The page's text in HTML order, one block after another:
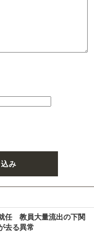
み
任 教員大量流出の下関
去る異常